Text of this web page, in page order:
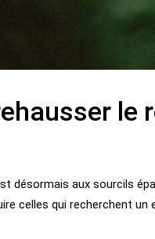
le
désormais aux sourcils
celles qui recherchent